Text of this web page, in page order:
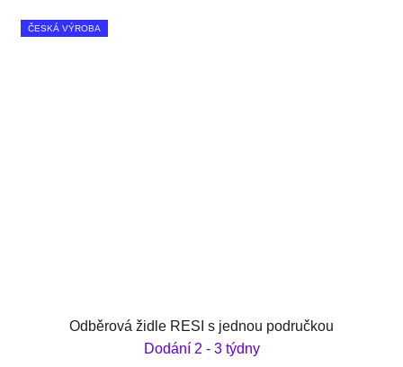
ČESKÁ VÝROBA
Odběrová židle RESI s jednou područkou
Dodání 2 - 3 týdny